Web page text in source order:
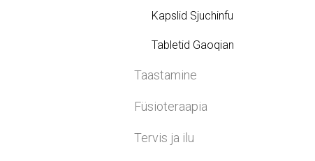
Kapslid Sjuchinfu
Tabletid Gaoqian
Taastamine
Füsioteraapia
Tervis ja ilu